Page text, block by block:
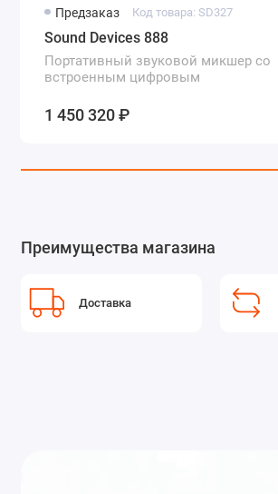
Предзаказ Код товара: SD327
Sound Devices 888
Портативный звуковой микшер со
встроенным цифровым
1 450 320 ₽
Преимущества магазина
Доставка